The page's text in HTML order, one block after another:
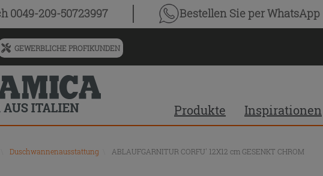
0049-209-50723997 Bestellen Sieper WhatsApp
GEWERBLICHE PROFIKUNDEN
Produkte Inspirationen
Duschwannenausstattung ABLAUFGARNITUR CORFU' 12X12 cm GESENKT CHROM